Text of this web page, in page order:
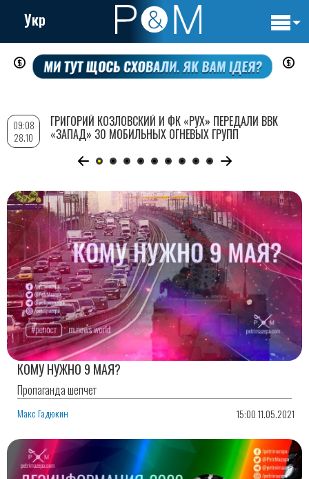
Перейти
содержанию
Укр
КОМУ НУЖНО 9 МАЯ?
Пропаганда шепчет
Макс Гадюкин 15:00 11.05.2021
09:08
28.10
ГРИГОРИЙ КОЗЛОВСКИЙ И ФК «РУХ» ПЕРЕДАЛИ ВВК
«ЗАПАД» 30 МОБИЛЬНЫХ ОГНЕВЫХ ГРУПП